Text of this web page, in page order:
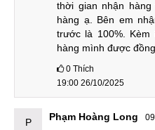
về sử dụng.
Nếu có thẻ tín dụng, bạn có
tiết kiệm chi phí nhất. Hoặc
từ các công ty tài chính,
giản và nhanh chóng. Để
được hướng dẫn.
thời gian nhận
hàng ạ. Bên em
trước là 100%.
hàng mình được
0 Thích
19:00 26/10/2025
P Phạm Hoàng Long